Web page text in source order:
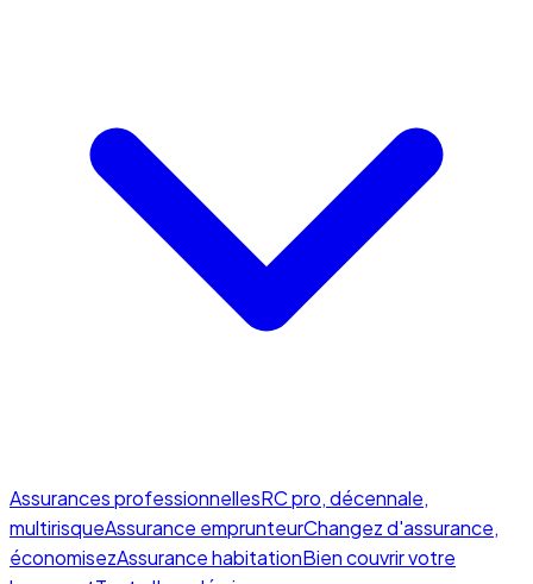
Assurances professionnellesRC pro, décennale,
multirisqueAssurance emprunteurChangez d'assurance,
économisezAssurance habitationBien couvrir votre